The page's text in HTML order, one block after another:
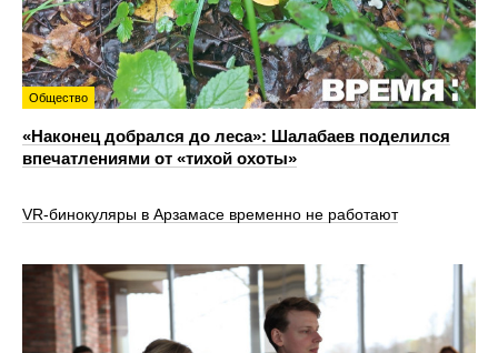
Общество
«Наконец добрался до леса»: Шалабаев поделился
впечатлениями от «тихой охоты»
VR‑бинокуляры в Арзамасе временно не работают